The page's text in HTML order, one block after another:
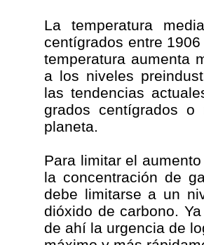
La temperatura
centígrados entre
temperatura aumenta
a los niveles
las tendencias
grados centígrados
planeta.
Para limitar el
la concentración de
debe limitarse a un
dióxido de carbono.
de ahí la urgencia de